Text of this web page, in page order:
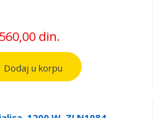
din.
Dodaj u korpu